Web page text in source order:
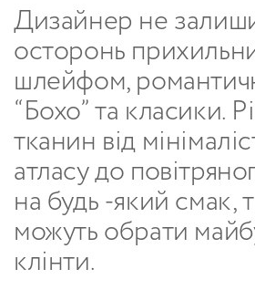
Дизайнер не
осторонь
шлейфом,
“Бохо” та класики.
тканин від
атласу до
на будь -який смак,
можуть обрати
клінти.